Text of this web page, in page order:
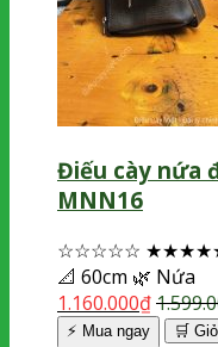
Điếu cày nứa
MNN16
☆☆☆☆☆
📐 60cm 🌿 Nứa
1.160.000₫
⚡ Mua ngay 🛒